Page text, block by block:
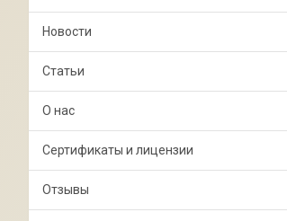
Новости
Статьи
О нас
Сертификаты и лицензии
Отзывы